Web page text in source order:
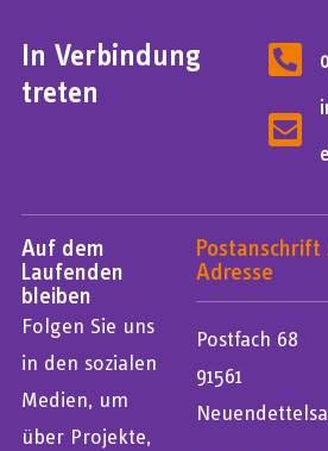
In Verbindung
treten
Auf dem
Laufenden
bleiben
Folgen Sie uns
in den sozialen
Medien, um
über Projekte,
Postanschrift
Adresse
Postfach 68
91561